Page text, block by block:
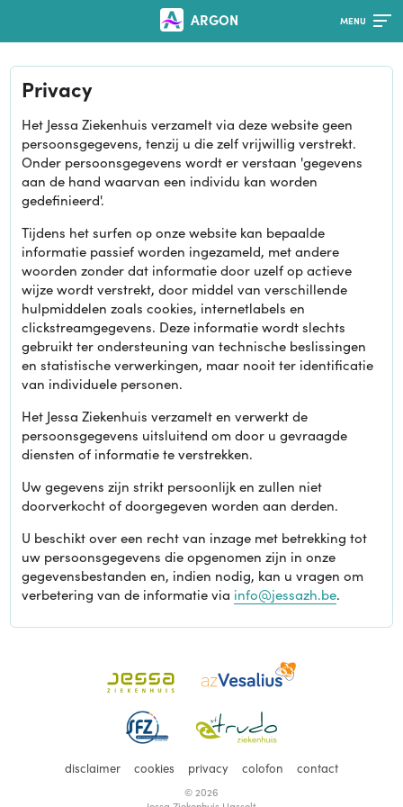
ARGON
Privacy
Het Jessa Ziekenhuis verzamelt via deze website geen
persoonsgegevens, tenzij u die zelf vrijwillig verstrekt.
Onder persoonsgegevens wordt er verstaan 'gegevens
aan de hand waarvan een individu kan worden
gedefinieerd'.
Tijdens het surfen op onze website kan bepaalde
informatie passief worden ingezameld, met andere
woorden zonder dat informatie door uzelf op actieve
wijze wordt verstrekt, door middel van verschillende
hulpmiddelen zoals cookies, internetlabels en
clickstreamgegevens. Deze informatie wordt slechts
gebruikt ter ondersteuning van technische beslissingen
en statistische verwerkingen, maar nooit ter identificatie
van individuele personen.
Het Jessa Ziekenhuis verzamelt en verwerkt de
persoonsgegevens uitsluitend om door u gevraagde
diensten of informatie te verstrekken.
Uw gegevens zijn strikt persoonlijk en zullen niet
doorverkocht of doorgegeven worden aan derden.
U beschikt over een recht van inzage met betrekking tot
uw persoonsgegevens die opgenomen zijn in onze
gegevensbestanden en, indien nodig, kan u vragen om
verbetering van de informatie via info@jessazh.be.
disclaimer cookies privacy colofon contact
© 2026